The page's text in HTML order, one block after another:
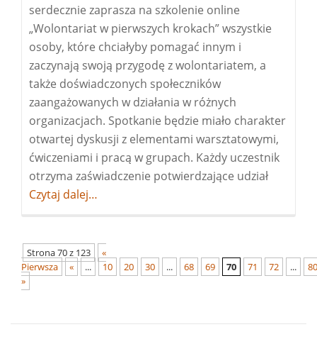
serdecznie zaprasza na szkolenie online
„Wolontariat w pierwszych krokach” wszystkie
osoby, które chciałyby pomagać innym i
zaczynają swoją przygodę z wolontariatem, a
także doświadczonych społeczników
zaangażowanych w działania w różnych
organizacjach. Spotkanie będzie miało charakter
otwartej dyskusji z elementami warsztatowymi,
ćwiczeniami i pracą w grupach. Każdy uczestnik
otrzyma zaświadczenie potwierdzające udział
Czytaj dalej…
Strona 70 z 123
«
Pierwsza
« ... 10 20 30 ... 68 69 70 71 72 ...
80
»